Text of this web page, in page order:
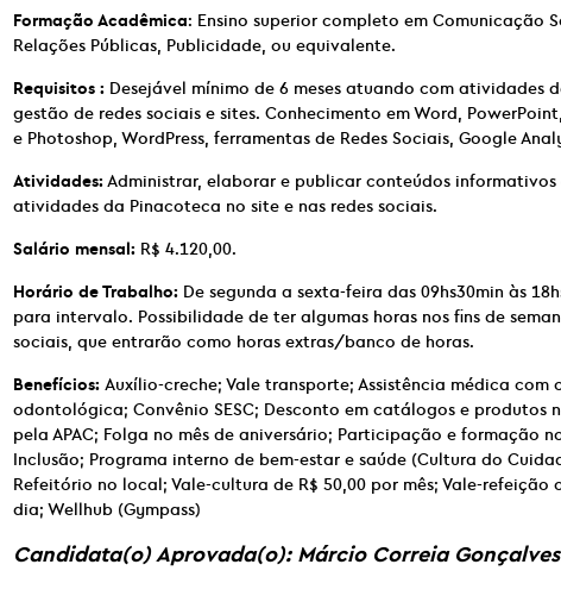
Formação Acadêmica: Ensino superior completo em Comunicação
Relações Públicas, Publicidade, ou equivalente.
Requisitos : Desejável mínimo de 6 meses atuando com atividades
gestão de redes sociais e sites. Conhecimento em Word,
e Photoshop, WordPress, ferramentas de Redes Sociais, Google
Atividades:Administrar, elaborar e publicar conteúdos
atividades da Pinacoteca no site e nas redes sociais.
Salário mensal: R$ 4.120,00.
Horário de Trabalho: De segunda a sexta-feira das 09hs30min às
para intervalo. Possibilidade de ter algumas horas nos fins de
sociais, que entrarão como horas extras/banco de horas.
Benefícios: Auxílio-creche; Vale transporte; Assistência médica com
odontológica; Convênio SESC; Desconto em catálogos e produtos
pela APAC; Folga no mês de aniversário; Participação e formação
Inclusão; Programa interno de bem-estar e saúde (Cultura do
Refeitório no local; Vale-cultura de R$ 50,00 por mês; Vale-refeição
dia; Wellhub (Gympass)
Candidata(o) Aprovada(o): Márcio Correia